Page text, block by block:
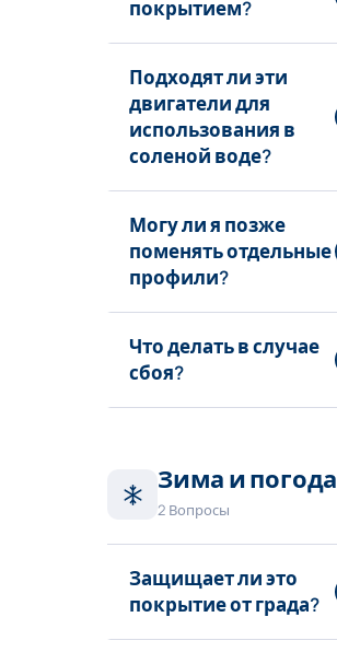
покрытием?
Подходят ли эти
двигатели для
использования в
соленой воде?
Могу ли я позже
поменять отдельные
профили?
Что делать в случае
сбоя?
Зима и погода
2 Вопросы
Защищает ли это
покрытие от града?